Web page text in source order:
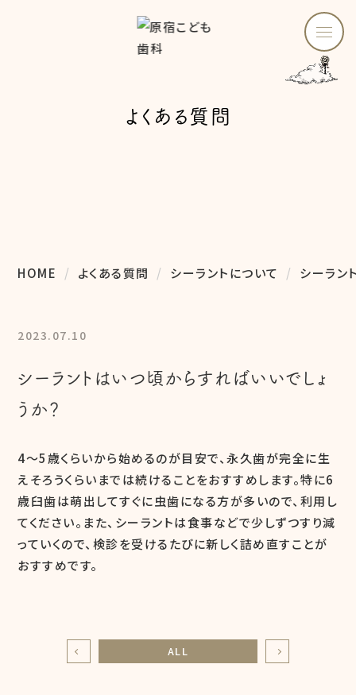
よくある質問
HOME よくある質問 シーラントについて シーラン
2023.07.10
シーラントはいつ頃からすればいいでしょ
うか？
4～5歳くらいから始めるのが目安で、永久歯が完全に生
えそろうくらいまでは続けることをおすすめします。特に6
歳臼歯は萌出してすぐに虫歯になる方が多いので、利用し
てください。また、シーラントは食事などで少しずつすり減
っていくので、検診を受けるたびに新しく詰め直すことが
おすすめです。
ALL